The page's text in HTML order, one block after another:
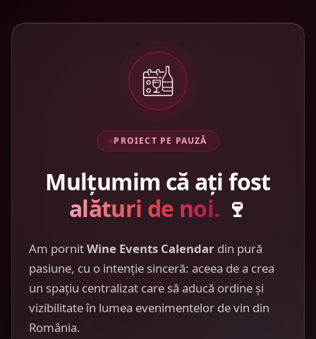
PROIECT PE PAUZĂ
Mulțumim că ați fost
alături de noi. 🍷
Am pornitWine Events Calendar din pură
pasiune, cu o intenție sinceră: aceea de a crea
un spațiu centralizat care să aducă ordine și
vizibilitate în lumea evenimentelor de vin din
România.